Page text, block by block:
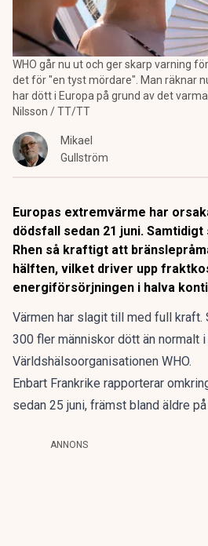
WHO går nu ut och ger skarp varning
det för "en tyst mördare". Man räknar
har dött i Europa på grund av det
Nilsson / TT/TT
Mikael
Gullström
Europas extremvärme har
dödsfall sedan 21 juni.
Rhen så kraftigt att
hälften, vilket driver upp
energiförsörjningen i halva
Värmen har slagit till med full kraft.
300 fler människor dött än normalt
Världshälsoorganisationen WHO.
Enbart Frankrike rapporterar
sedan 25 juni, främst bland äldre
ANNONS